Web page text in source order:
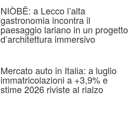
NIÒBĒ: a Lecco l’alta
gastronomia incontra il
paesaggio lariano in un progetto
d’architettura immersivo
Mercato auto in Italia: a luglio
immatricolazioni a +3,9% e
stime 2026 riviste al rialzo